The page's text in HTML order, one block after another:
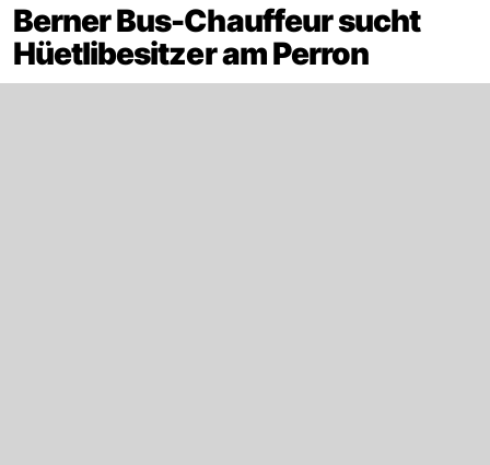
Berner Bus-Chauffeur sucht
Hüetlibesitzer am Perron